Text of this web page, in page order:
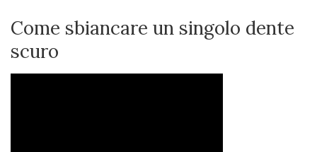
Come sbiancare un singolo dente
scuro